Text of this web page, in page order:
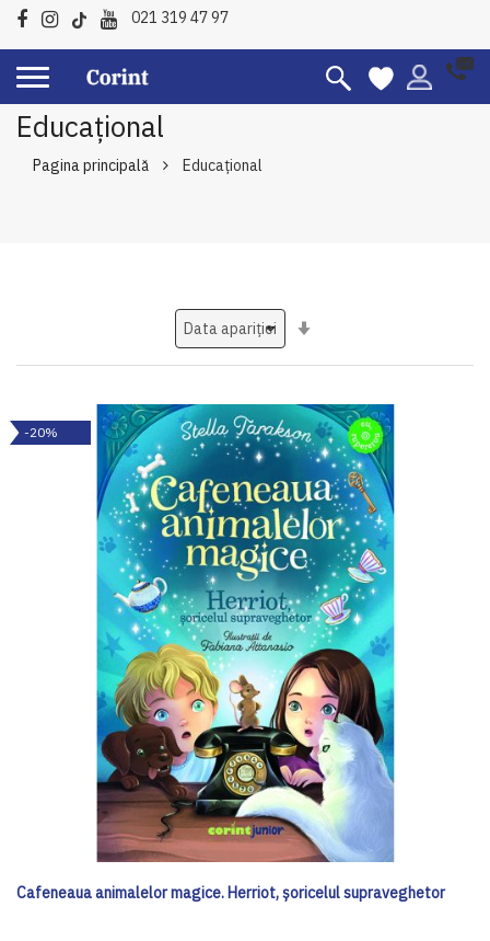
021 319 47 97
Educațional
Pagina principală Educațional
-20%
Cafeneaua animalelor magice. Herriot, șoricelul supraveghetor